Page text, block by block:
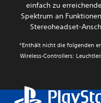
einfach zu
Spektrum an
Stereoheadset-
*Enthält nicht die folgenden
Wireless-Controllers: